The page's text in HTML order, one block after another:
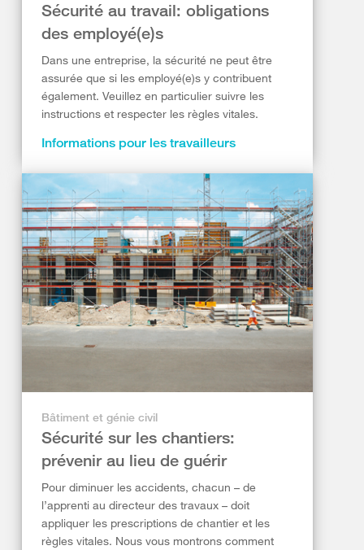
Sécurité au travail: obligations
des employé(e)s
Dans une entreprise, la sécurité ne peut être
assurée que si les employé(e)s y contribuent
également. Veuillez en particulier suivre les
instructions et respecter les règles vitales.
Informations pour les travailleurs
Bâtiment et génie civil
Sécurité sur les chantiers:
prévenir au lieu de guérir
Pour diminuer les accidents, chacun – de
l’apprenti au directeur des travaux – doit
appliquer les prescriptions de chantier et les
règles vitales. Nous vous montrons comment